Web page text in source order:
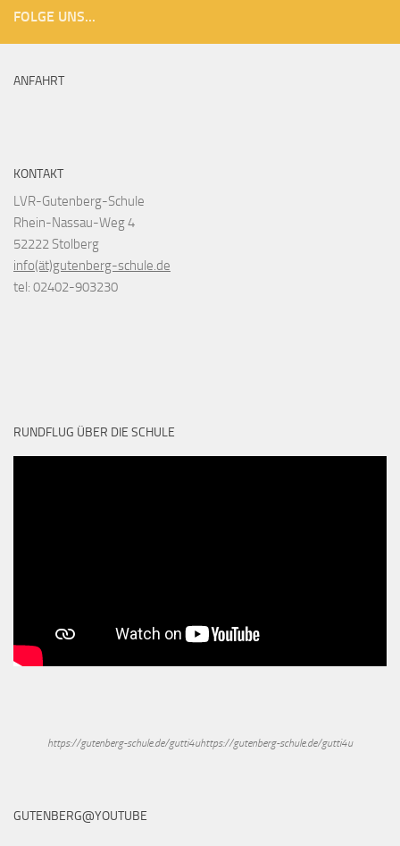
FOLGE UNS...
ANFAHRT
KONTAKT
LVR-Gutenberg-Schule
Rhein-Nassau-Weg 4
52222 Stolberg
info(ät)gutenberg-schule.de
tel: 02402-903230
RUNDFLUG ÜBER DIE SCHULE
https://gutenberg-schule.de/gutti4uhttps://gutenberg-schule.de/gutti4u
GUTENBERG@YOUTUBE